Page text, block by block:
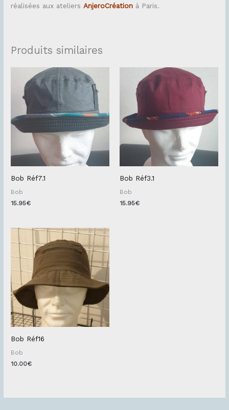
réalisées aux ateliersAnjeroCréation à Paris.
Produits similaires
Bob Réf7.1
Bob
15.95€
Bob Réf3.1
Bob
15.95€
Bob Réf16
Bob
10.00€